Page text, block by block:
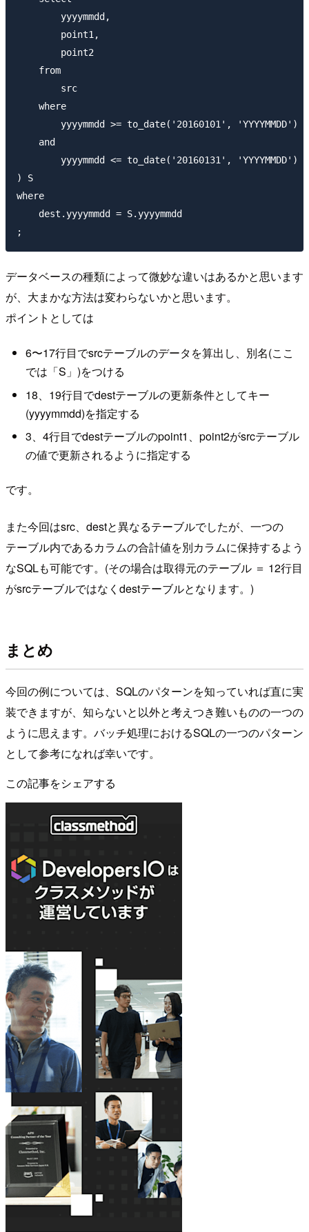
        yyyymmdd,
        point1,
        point2
    from
        src
    where
        yyyymmdd >= to_date('20160101', 'YYYYMMDD')
    and
        yyyymmdd <= to_date('20160131', 'YYYYMMDD')
) S
where
    dest.yyyymmdd = S.yyyymmdd
データベースの種類によって微妙な違いはあるかと思います
が、大まかな方法は変わらないかと思います。
ポイントとしては
6〜17行目でsrcテーブルのデータを算出し、別名(ここ
では「S」)をつける
18、19行目でdestテーブルの更新条件としてキー
(yyyymmdd)を指定する
3、4行目でdestテーブルのpoint1、point2がsrcテーブル
の値で更新されるように指定する
です。
また今回はsrc、destと異なるテーブルでしたが、一つの
テーブル内であるカラムの合計値を別カラムに保持するよう
なSQLも可能です。(その場合は取得元のテーブル ＝ 12行目
がsrcテーブルではなくdestテーブルとなります。)
まとめ
今回の例については、SQLのパターンを知っていれば直に実
装できますが、知らないと以外と考えつき難いものの一つの
ように思えます。バッチ処理におけるSQLの一つのパターン
として参考になれば幸いです。
この記事をシェアする